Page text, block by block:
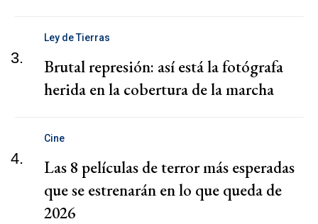
3.
Ley de Tierras
Brutal represión: así está la fotógrafa
herida en la cobertura de la marcha
4.
Cine
Las 8 películas de terror más esperadas
que se estrenarán en lo que queda de
2026